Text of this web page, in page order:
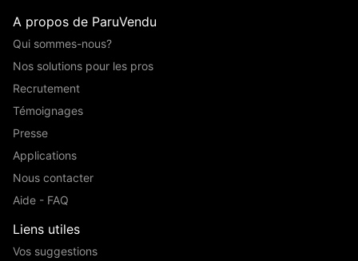
A propos de ParuVendu
Qui sommes-nous?
Nos solutions pour les pros
Recrutement
Témoignages
Presse
Applications
Nous contacter
Aide - FAQ
Liens utiles
Vos suggestions